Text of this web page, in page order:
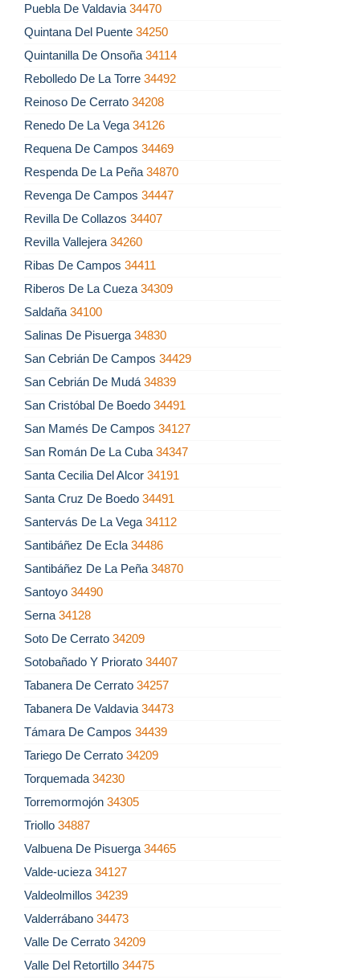
Puebla De Valdavia 34470
Quintana Del Puente 34250
Quintanilla De Onsoña 34114
Rebolledo De La Torre 34492
Reinoso De Cerrato 34208
Renedo De La Vega 34126
Requena De Campos 34469
Respenda De La Peña 34870
Revenga De Campos 34447
Revilla De Collazos 34407
Revilla Vallejera 34260
Ribas De Campos 34411
Riberos De La Cueza 34309
Saldaña 34100
Salinas De Pisuerga 34830
San Cebrián De Campos 34429
San Cebrián De Mudá 34839
San Cristóbal De Boedo 34491
San Mamés De Campos 34127
San Román De La Cuba 34347
Santa Cecilia Del Alcor 34191
Santa Cruz De Boedo 34491
Santervás De La Vega 34112
Santibáñez De Ecla 34486
Santibáñez De La Peña 34870
Santoyo 34490
Serna 34128
Soto De Cerrato 34209
Sotobañado Y Priorato 34407
Tabanera De Cerrato 34257
Tabanera De Valdavia 34473
Támara De Campos 34439
Tariego De Cerrato 34209
Torquemada 34230
Torremormojón 34305
Triollo 34887
Valbuena De Pisuerga 34465
Valde-ucieza 34127
Valdeolmillos 34239
Valderrábano 34473
Valle De Cerrato 34209
Valle Del Retortillo 34475